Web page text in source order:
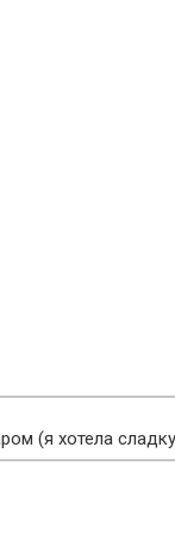
(я хотела